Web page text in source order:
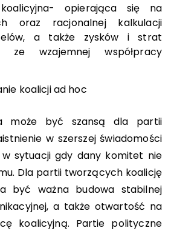
koalicyjna- opierająca się na
oraz racjonalnej kalkulacji
a także zysków i strat
ze wzajemnej współpracy
koalicji ad hoc
może być szansą dla partii
w szerszej świadomości
w sytuacji gdy dany komitet nie
Dla partii tworzących koalicję
być ważna budowa stabilnej
a także otwartość na
koalicyjną. Partie polityczne